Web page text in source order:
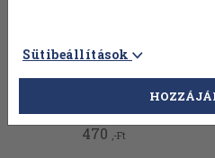
Vissza az előző oldalra
470 ,-Ft
Sütibeállítások